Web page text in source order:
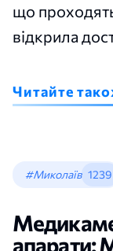
що
відкрила
Читайте
#Миколаїв 1239
апарати: